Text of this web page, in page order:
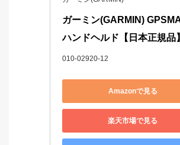
ガーミン(GARMIN)
ハンドヘルド【日本正規品】
010-02920-12
Amazonで見る
楽天市場で見る